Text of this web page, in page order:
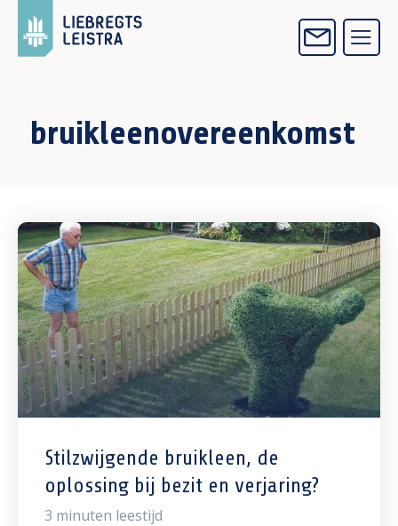
bruikleenovereenkomst
Stilzwijgende bruikleen, de
oplossing bij bezit en verjaring?
3 minuten leestijd